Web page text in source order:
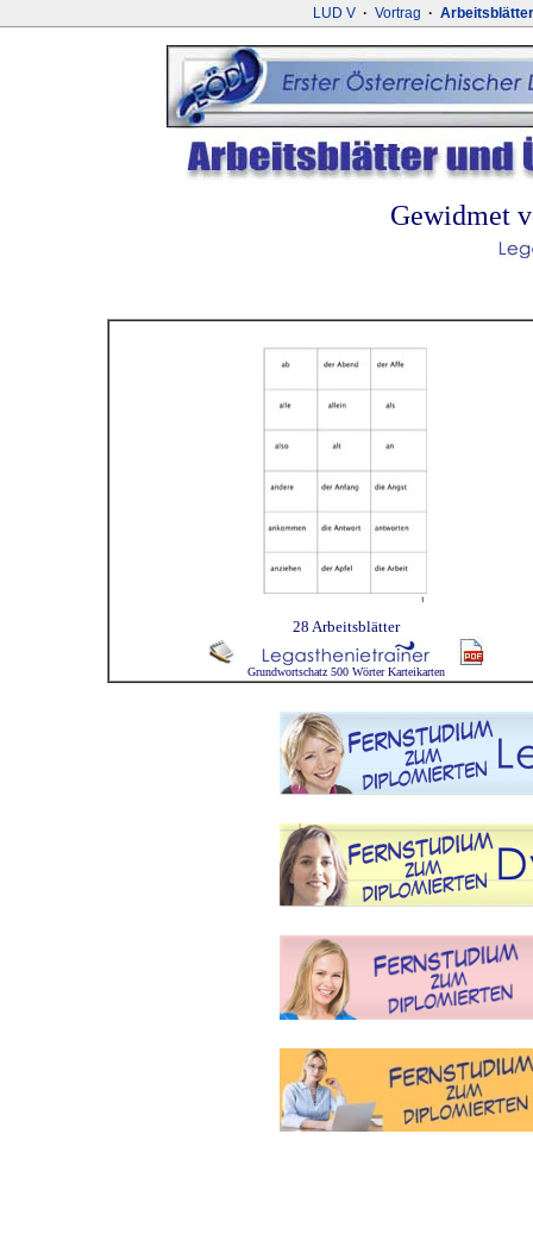
LUD V · Vortrag · Arbeitsblätter
Gewidmet
28 Arbeitsblätter
Grundwortschatz 500 Wörter Karteikarten